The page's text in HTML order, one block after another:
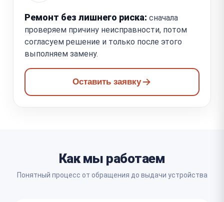
Ремонт без лишнего риска: сначала
проверяем причину неисправности, потом
согласуем решение и только после этого
выполняем замену.
Оставить заявку
Как мы работаем
Понятный процесс от обращения до выдачи устройства